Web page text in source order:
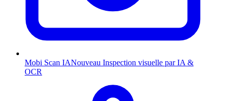
Mobi Scan IANouveau Inspection visuelle par IA &
OCR